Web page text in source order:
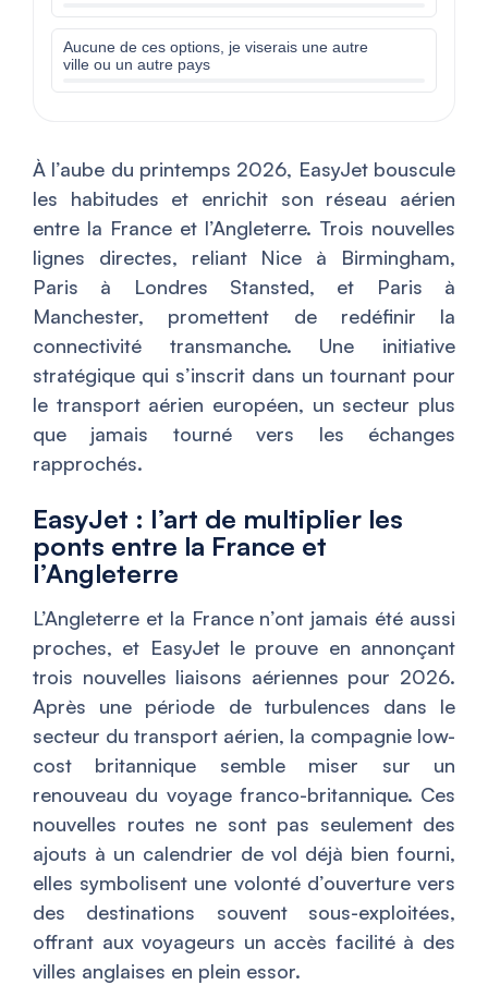
Aucune de ces options, je viserais une autre
ville ou un autre pays
À l’aube du printemps 2026, EasyJet bouscule
les habitudes et enrichit son réseau aérien
entre la France et l’Angleterre. Trois nouvelles
lignes directes, reliant Nice à Birmingham,
Paris à Londres Stansted, et Paris à
Manchester, promettent de redéfinir la
connectivité transmanche. Une initiative
stratégique qui s’inscrit dans un tournant pour
le transport aérien européen, un secteur plus
que jamais tourné vers les échanges
rapprochés.
EasyJet : l’art de multiplier les
ponts entre la France et
l’Angleterre
L’Angleterre et la France n’ont jamais été aussi
proches, et EasyJet le prouve en annonçant
trois nouvelles liaisons aériennes pour 2026.
Après une période de turbulences dans le
secteur du transport aérien, la compagnie low-
cost britannique semble miser sur un
renouveau du voyage franco-britannique. Ces
nouvelles routes ne sont pas seulement des
ajouts à un calendrier de vol déjà bien fourni,
elles symbolisent une volonté d’ouverture vers
des destinations souvent sous-exploitées,
offrant aux voyageurs un accès facilité à des
villes anglaises en plein essor.